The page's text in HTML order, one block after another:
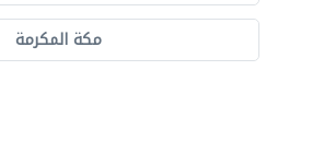
مكة المكرمة